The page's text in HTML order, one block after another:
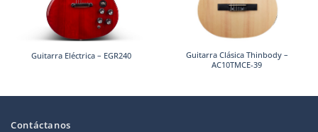
Guitarra Eléctrica – EGR240
Guitarra Clásica Thinbody –
AC10TMCE-39
Contáctanos